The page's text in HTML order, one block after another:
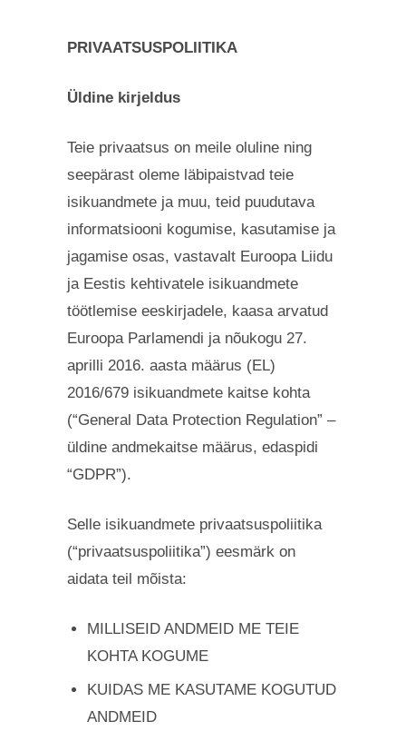
PRIVAATSUSPOLIITIKA
Üldine kirjeldus
Teie privaatsus on meile oluline ning
seepärast oleme läbipaistvad teie
isikuandmete ja muu, teid puudutava
informatsiooni kogumise, kasutamise ja
jagamise osas, vastavalt Euroopa Liidu
ja Eestis kehtivatele isikuandmete
töötlemise eeskirjadele, kaasa arvatud
Euroopa Parlamendi ja nõukogu 27.
aprilli 2016. aasta määrus (EL)
2016/679 isikuandmete kaitse kohta
(“General Data Protection Regulation” –
üldine andmekaitse määrus, edaspidi
“GDPR”).
Selle isikuandmete privaatsuspoliitika
(“privaatsuspoliitika”) eesmärk on
aidata teil mõista:
MILLISEID ANDMEID ME TEIE
KOHTA KOGUME
KUIDAS ME KASUTAME KOGUTUD
ANDMEID